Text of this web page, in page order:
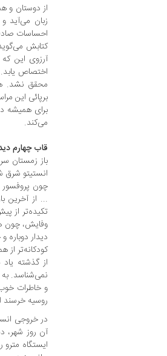
از دوستان و
زبان می‌آید
احساسات
کتابش
آرزوی این
اختصاص
محقق نشد.
برپائی این
برای همیشه
می‌کند.
قاب چهارم
انستیتو شرق
چون پروفسور
... از آخرین
تکیده‌تر از
وفایش، چون
دیدار
کودکانه‌تر
از گذشته
نمی‌شناسد.
و خاطرات
روسیه
در خروجی
آن روز
ایستگاه